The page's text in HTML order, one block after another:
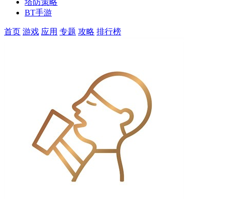
塔防策略
BT手游
首页 游戏 应用 专题 攻略 排行榜